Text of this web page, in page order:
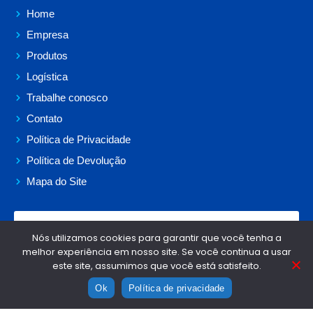
Home
Empresa
Produtos
Logística
Trabalhe conosco
Contato
Política de Privacidade
Política de Devolução
Mapa do Site
LOJA VIRTUAL
RTE Rolamentos| Copyright © 2026 - Todos os direitos Reservados.
Desenvolvido por:
experts
Nós utilizamos cookies para garantir que você tenha a
melhor experiência em nosso site. Se você continua a usar
este site, assumimos que você está satisfeito.
Ok Política de privacidade